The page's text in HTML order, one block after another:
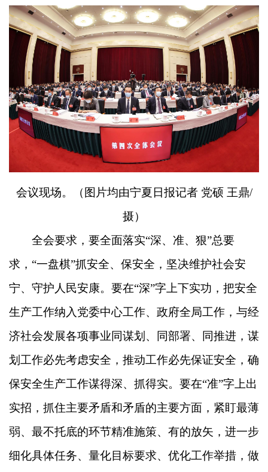
会议现场。（图片均由宁夏日报记者 党硕 王鼎/
摄）
全会要求，要全面落实“深、准、狠”总要
求，“一盘棋”抓安全、保安全，坚决维护社会安
宁、守护人民安康。要在“深”字上下实功，把安全
生产工作纳入党委中心工作、政府全局工作，与经
济社会发展各项事业同谋划、同部署、同推进，谋
划工作必先考虑安全，推动工作必先保证安全，确
保安全生产工作谋得深、抓得实。要在“准”字上出
实招，抓住主要矛盾和矛盾的主要方面，紧盯最薄
弱、最不托底的环节精准施策、有的放矢，进一步
细化具体任务、量化目标要求、优化工作举措，做